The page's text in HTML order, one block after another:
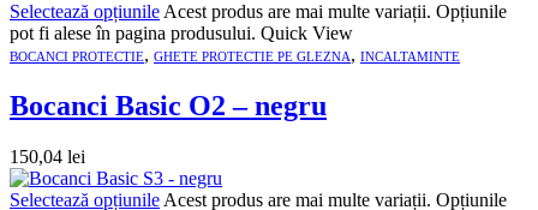
Selectează opțiunile Acest produs are mai multe variații. Opțiunile
pot fi alese în pagina produsului. Quick View
BOCANCI PROTECTIE, GHETE PROTECTIE PE GLEZNA, INCALTAMINTE
Bocanci Basic O2 – negru
150,04 lei
Selectează opțiunile Acest produs are mai multe variații. Opțiunile